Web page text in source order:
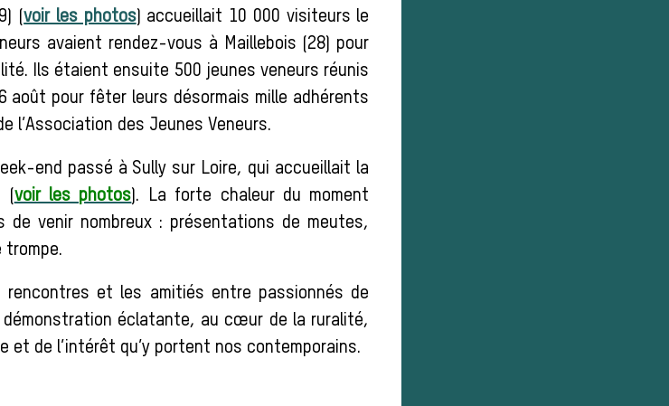
(voir les photos) accueillait 10 000 visiteurs le
avaient rendez-vous à Maillebois (28) pour
Ils étaient ensuite 500 jeunes veneurs réunis
août pour fêter leurs désormais mille adhérents
l’Association des Jeunes Veneurs.
end passé à Sully sur Loire, qui accueillait la
voir les photos ). La forte chaleur du moment
de venir nombreux : présentations de meutes,
trompe.
et les amitiés entre passionnés de
éclatante, au cœur de la ruralité,
et de l’intérêt qu’y portent nos contemporains.